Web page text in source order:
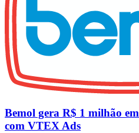
Bemol gera R$ 1 milhão
com VTEX Ads